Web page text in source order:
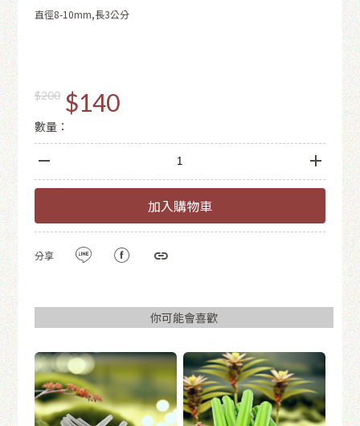
直徑8-10mm,長3公分
$200 $140
數量：
加入購物車
分享
你可能會喜歡